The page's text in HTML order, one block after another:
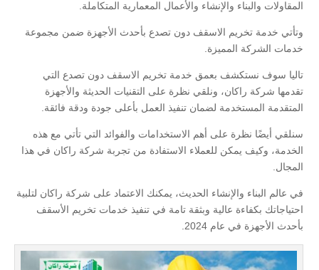
المقاولات والبناء والإنشاء والأعمال المعمارية المتكاملة.
وتأتي خدمة تخريم الاسقف دون تصدع بأحدث الأجهزة ضمن مجموعة
خدمات الشركة المميزة.
تاليا سوف نستكشف بعمق خدمة تخريم الاسقف دون تصدع التي
تقدمها شركة راكان، ونلقي نظرة على التقنيات الحديثة والأجهزة
المتقدمة المستخدمة لضمان تنفيذ العمل بأعلى جودة ودقة فائقة.
سنلقي أيضًا نظرة على أهم الاستخدامات والفوائد التي تأتي مع هذه
الخدمة، وكيف يمكن للعملاء الاستفادة من تجربة شركة راكان في هذا
المجال.
في عالم البناء والإنشاء الحديث، يمكنك الاعتماد على شركة راكان لتلبية
احتياجاتك بكفاءة عالية وبثقة تامة في تنفيذ خدمات تخريم الأسقف
بأحدث الأجهزة في عام 2024.